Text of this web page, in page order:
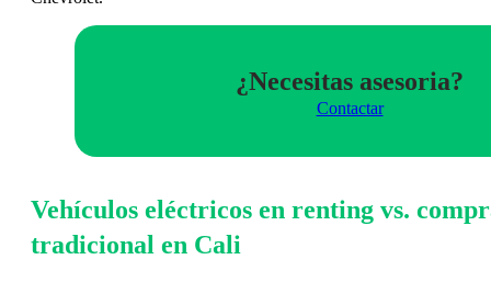
¿Necesitas asesoria?
Contactar
Vehículos eléctricos en renting vs.
tradicional en Cali